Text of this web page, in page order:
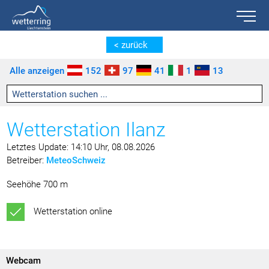
Zum Inhalt springen [AK + 0]
Zum linken senkrechten Seitenmenü springen [AK + 1]
Zum rechten senkrechten Seitenmenü springen [AK + 2]
Zu den Inhalten im Fußbereich springen [AK + 3]
Toggle
< zurück
Alle anzeigen 152 97 41 1 13
Wetterstation Ilanz
Letztes Update: 14:10 Uhr, 08.08.2026
Betreiber: MeteoSchweiz
Seehöhe 700 m
Wetterstation online
Webcam